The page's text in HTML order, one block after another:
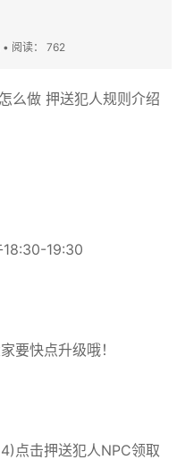
• 阅读： 762
么做 押送犯人规则介绍
18:30-19:30
要快点升级哦！
点击押送犯人NPC领取